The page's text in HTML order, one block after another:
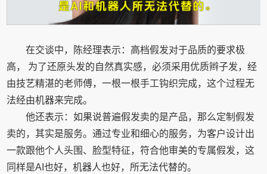
在交谈中，陈经理表示：高档假发对于品质的要求极
高， 为了还原头发的自然真实感，必须采用优质辫子发，经
由技艺精湛的老师傅，一根一根手工钩织完成，这个过程无
法经由机器来完成。
他还表示：如果说普遍假发卖的是产品，那么定制假发
卖的，其实是服务。通过专业和细心的服务，为客户设计出
一款跟他个人头围、脸型特征，符合他审美的专属假发，这
同样是AI也好，机器人也好，所无法代替的。